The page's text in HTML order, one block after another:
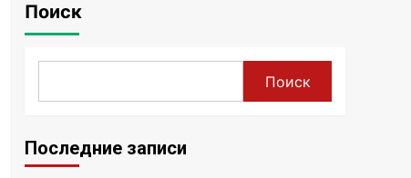
Поиск
Поиск
Последние записи